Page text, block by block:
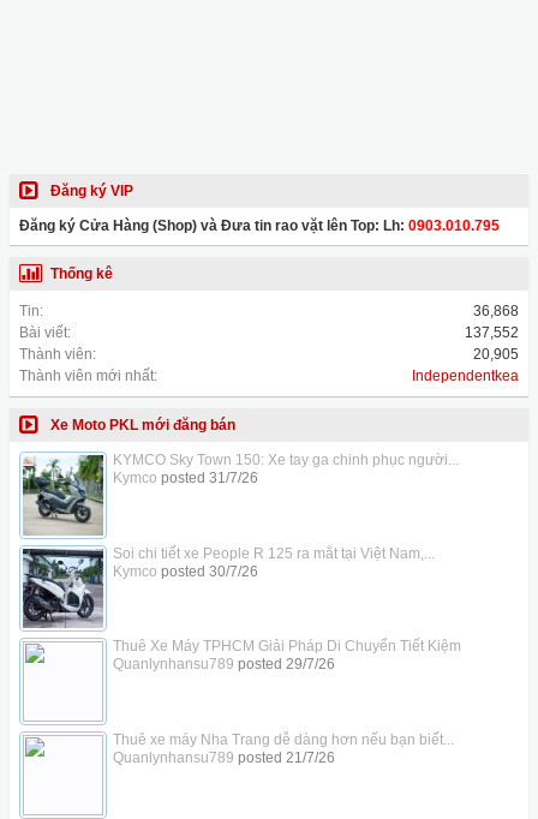
Đăng ký VIP
Đăng ký Cửa Hàng (Shop) và Đưa tin rao vặt lên Top: Lh: 0903.010.795
Thống kê
Tin:
36,868
Bài viết:
137,552
Thành viên:
20,905
Thành viên mới nhất:
Independentkea
Xe Moto PKL mới đăng bán
KYMCO Sky Town 150: Xe tay ga chinh phục người...
Kymco posted 31/7/26
Soi chi tiết xe People R 125 ra mắt tại Việt Nam,...
Kymco posted 30/7/26
Thuê Xe Máy TPHCM Giải Pháp Di Chuyển Tiết Kiệm
Quanlynhansu789 posted 29/7/26
Thuê xe máy Nha Trang dễ dàng hơn nếu bạn biết...
Quanlynhansu789 posted 21/7/26